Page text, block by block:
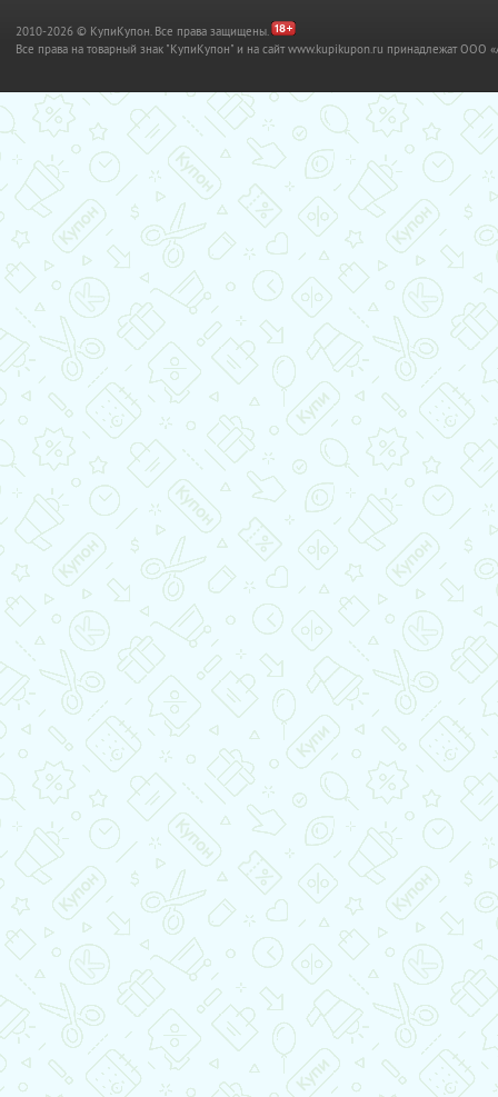
2010-2026 © КупиКупон. Все права защищены.
Все права на товарный знак "КупиКупон" и на сайт www.kupikupon.ru принадлежат